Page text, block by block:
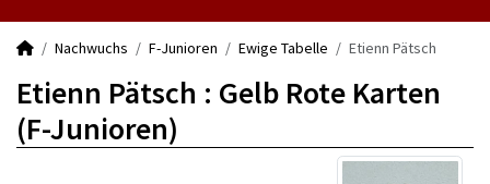
Nachwuchs F-Junioren Ewige Tabelle Etienn Pätsch
Etienn Pätsch : Gelb Rote Karten
(F-Junioren)